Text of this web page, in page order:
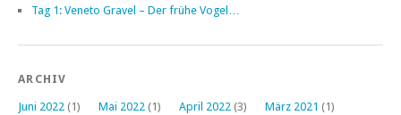
Tag 1: Veneto Gravel – Der frühe Vogel…
ARCHIV
Juni 2022 (1) Mai 2022 (1) April 2022 (3) März 2021 (1)